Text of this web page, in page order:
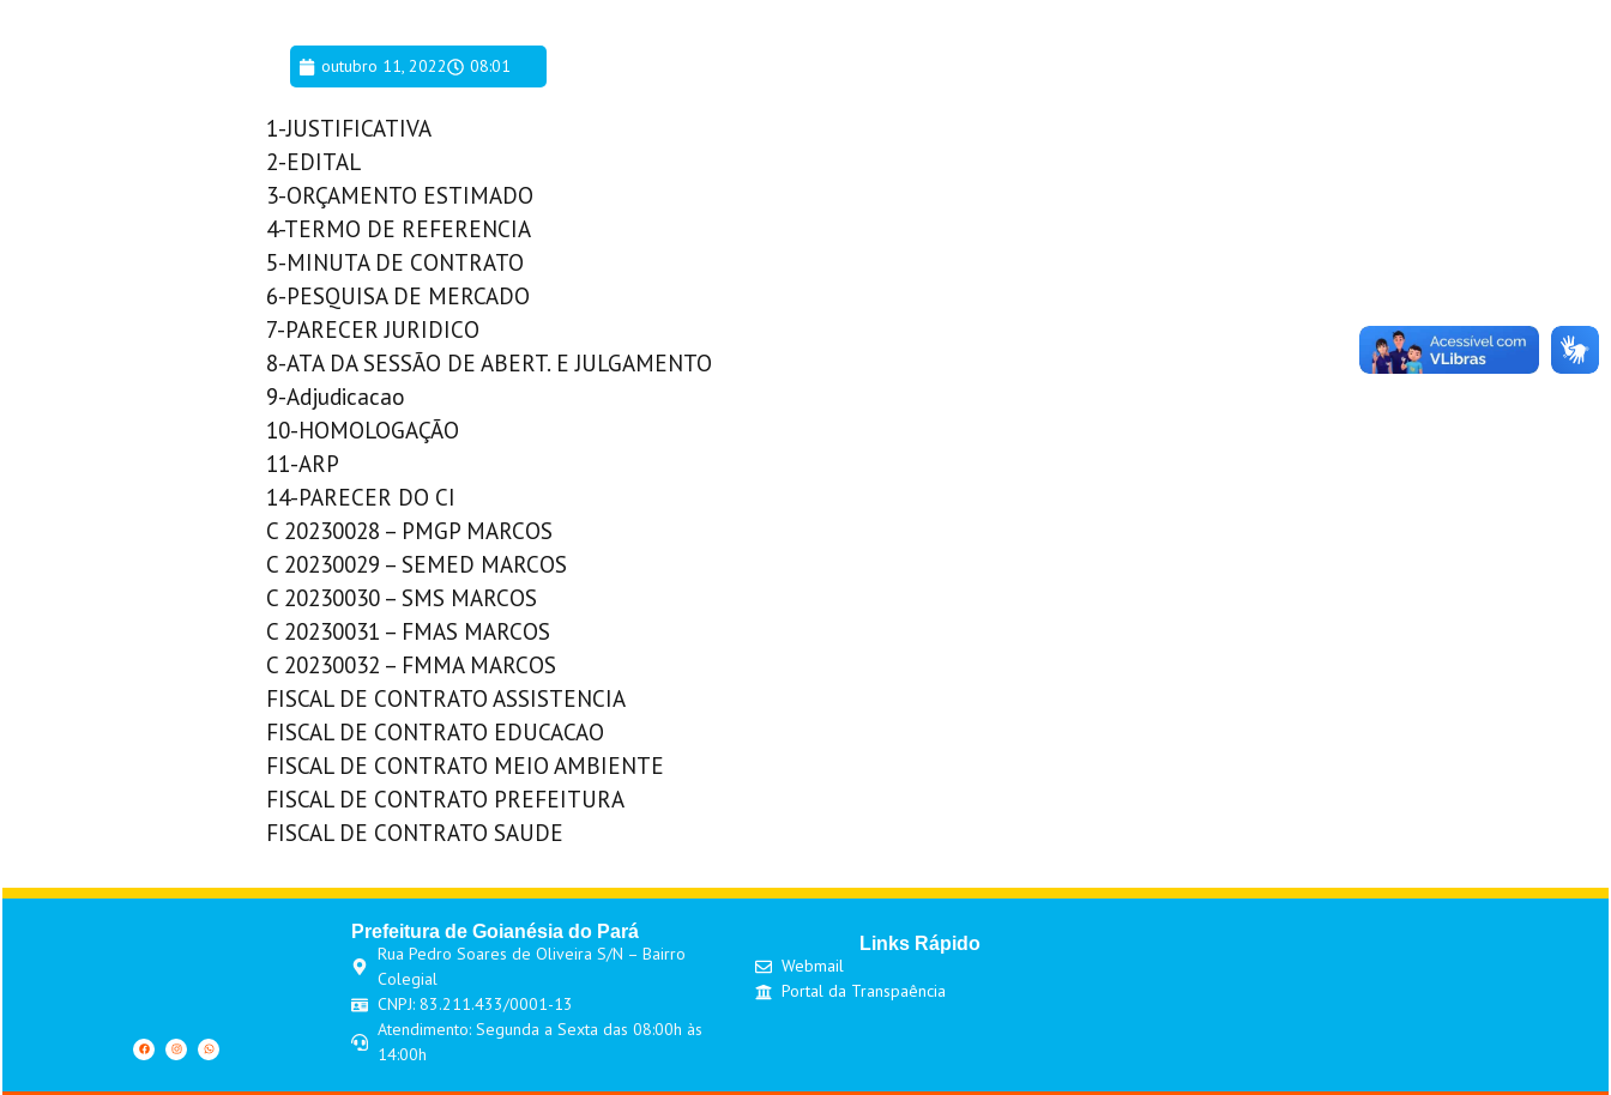
outubro 11, 2022 08:01
1-JUSTIFICATIVA
2-EDITAL
3-ORÇAMENTO ESTIMADO
4-TERMO DE REFERENCIA
5-MINUTA DE CONTRATO
6-PESQUISA DE MERCADO
7-PARECER JURIDICO
8-ATA DA SESSÃO DE ABERT. E JULGAMENTO
9-Adjudicacao
10-HOMOLOGAÇÃO
11-ARP
14-PARECER DO CI
C 20230028 – PMGP MARCOS
C 20230029 – SEMED MARCOS
C 20230030 – SMS MARCOS
C 20230031 – FMAS MARCOS
C 20230032 – FMMA MARCOS
FISCAL DE CONTRATO ASSISTENCIA
FISCAL DE CONTRATO EDUCACAO
FISCAL DE CONTRATO MEIO AMBIENTE
FISCAL DE CONTRATO PREFEITURA
FISCAL DE CONTRATO SAUDE
Prefeitura de Goianésia do Pará
Rua Pedro Soares de Oliveira S/N – Bairro
Colegial
CNPJ: 83.211.433/0001-13
Atendimento: Segunda a Sexta das 08:00h às
14:00h
Links Rápido
Webmail
Portal da Transpaência